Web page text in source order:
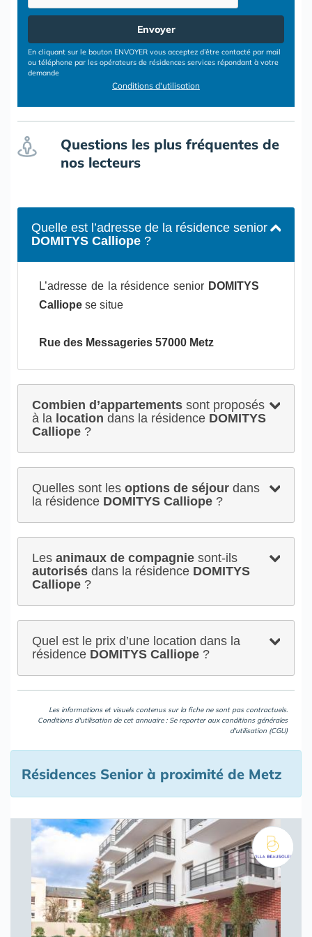
Envoyer
En cliquant sur le bouton ENVOYER vous acceptez d’être contacté par mail
ou téléphone par les opérateurs de résidences services répondant à votre
demande
Conditions d'utilisation
Questions les plus fréquentes de
nos lecteurs
Quelle est l’adresse de la résidence senior
DOMITYS Calliope ?
L’adresse de la résidence senior DOMITYS
Calliope se situe
Rue des Messageries 57000 Metz
Combien d’appartements sont proposés
à la location dans la résidence DOMITYS
Calliope ?
Quelles sont les options de séjour dans
la résidence DOMITYS Calliope ?
Les animaux de compagnie sont-ils
autorisés dans la résidence DOMITYS
Calliope ?
Quel est le prix d’une location dans la
résidence DOMITYS Calliope ?
Les informations et visuels contenus sur la fiche ne sont pas contractuels.
Conditions d'utilisation de cet annuaire : Se reporter aux conditions générales
d'utilisation (CGU)
Résidences Senior à proximité de Metz